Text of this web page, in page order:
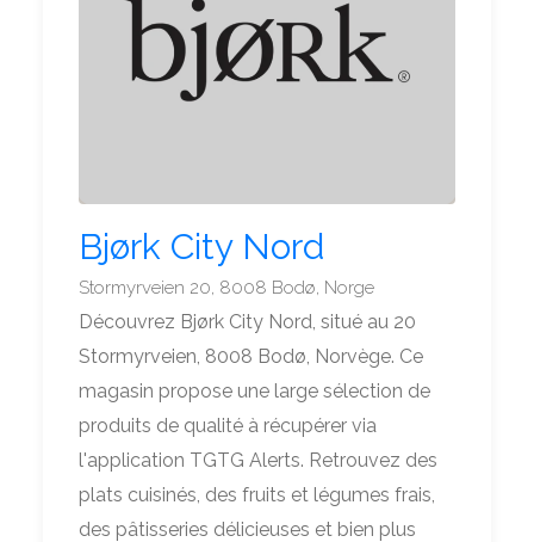
Bjørk City Nord
Stormyrveien 20, 8008 Bodø, Norge
Découvrez Bjørk City Nord, situé au 20
Stormyrveien, 8008 Bodø, Norvège. Ce
magasin propose une large sélection de
produits de qualité à récupérer via
l'application TGTG Alerts. Retrouvez des
plats cuisinés, des fruits et légumes frais,
des pâtisseries délicieuses et bien plus